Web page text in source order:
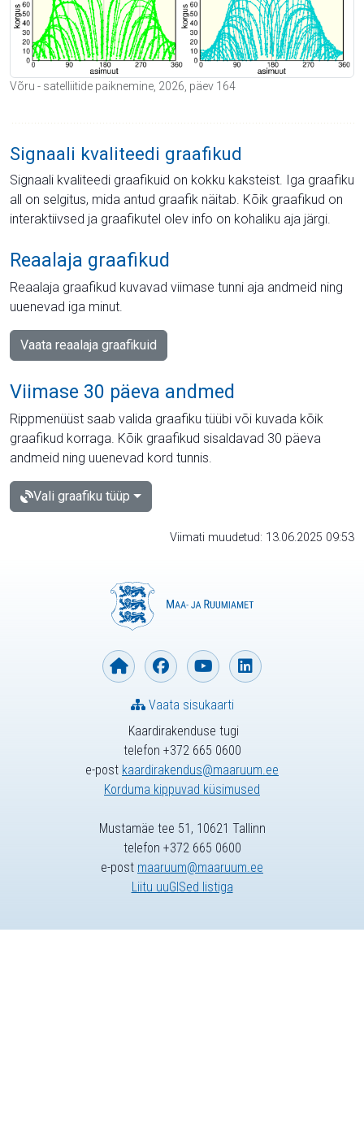
Võru - satelliitide paiknemine, 2026, päev 164
Signaali kvaliteedi graafikud
Signaali kvaliteedi graafikuid on kokku kaksteist. Iga graafiku
all on selgitus, mida antud graafik näitab. Kõik graafikud on
interaktiivsed ja graafikutel olev info on kohaliku aja järgi.
Reaalaja graafikud
Reaalaja graafikud kuvavad viimase tunni aja andmeid ning
uuenevad iga minut.
Vaata reaalaja graafikuid
Viimase 30 päeva andmed
Rippmenüüst saab valida graafiku tüübi või kuvada kõik
graafikud korraga. Kõik graafikud sisaldavad 30 päeva
andmeid ning uuenevad kord tunnis.
Vali graafiku tüüp
Viimati muudetud: 13.06.2025 09:53
Kaardirakenduse tugi
telefon +372 665 0600
e-post kaardirakendus@maaruum.ee
Korduma kippuvad küsimused
Vaata sisukaarti
Mustamäe tee 51, 10621 Tallinn
telefon +372 665 0600
e-post maaruum@maaruum.ee
Liitu uuGISed listiga